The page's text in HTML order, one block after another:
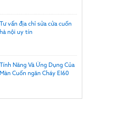
Tư vấn địa chỉ sửa cửa cuốn
hà nội uy tín
Tính Năng Và Ứng Dụng Của
Màn Cuốn ngăn Cháy EI60